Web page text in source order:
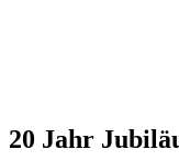
20 Jahr